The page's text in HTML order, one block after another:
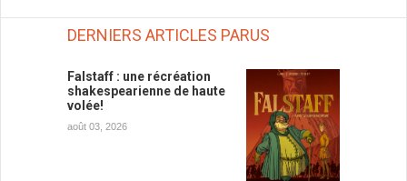
DERNIERS ARTICLES PARUS
Falstaff : une récréation
shakespearienne de haute
volée!
août 03, 2026